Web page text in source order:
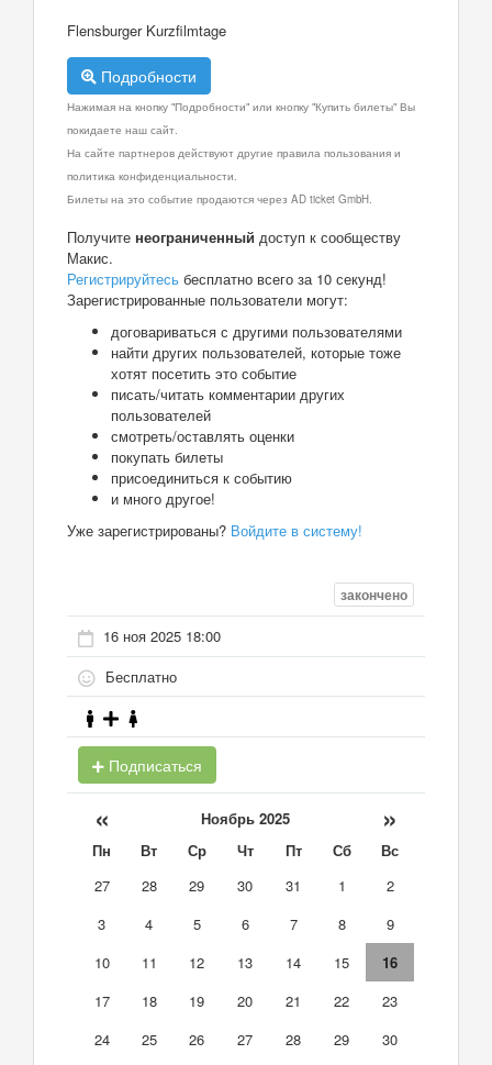
Flensburger Kurzfilmtage
Подробности
Нажимая на кнопку "Подробности" или кнопку "Купить билеты" Вы
покидаете наш сайт.
На сайте партнеров действуют другие правила пользования и
политика конфиденциальности.
Билеты на это событие продаются через AD ticket GmbH.
Получите неограниченный доступ к сообществу
Макис.
Регистрируйтесь бесплатно всего за 10 секунд!
Зарегистрированные пользователи могут:
договариваться с другими пользователями
найти других пользователей, которые тоже
хотят посетить это событие
писать/читать комментарии других
пользователей
смотреть/оставлять оценки
покупать билеты
присоединиться к событию
и много другое!
Уже зарегистрированы? Войдите в систему!
закончено
16 ноя 2025 18:00
Бесплатно
Подписаться
« Ноябрь 2025 »
Пн Вт Ср Чт Пт Сб
Вс
27
28 29 30 31 1
2
3
4 5 6 7 8
9
10
11 12 13 14 15
16
17
18 19 20 21 22
23
24
25 26 27 28 29
30